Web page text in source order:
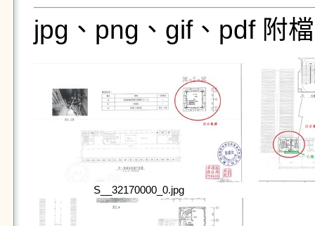
jpg、png、gif、pdf 附
S__32170000_0.jpg